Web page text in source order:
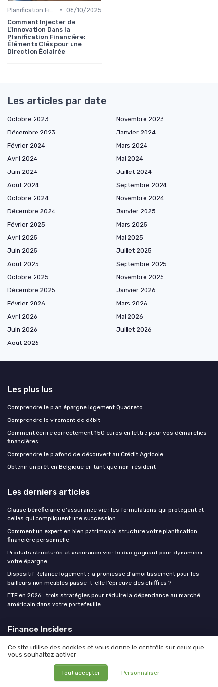
• 08/10/2025
Comment Injecter de
L'Innovation Dans la
Planification Financière:
Éléments Clés pour une
Direction Éclairée
Les articles par date
Octobre 2023
Novembre 2023
Décembre 2023
Janvier 2024
Février 2024
Mars 2024
Avril 2024
Mai 2024
Juin 2024
Juillet 2024
Août 2024
Septembre 2024
Octobre 2024
Novembre 2024
Décembre 2024
Janvier 2025
Février 2025
Mars 2025
Avril 2025
Mai 2025
Juin 2025
Juillet 2025
Août 2025
Septembre 2025
Octobre 2025
Novembre 2025
Décembre 2025
Janvier 2026
Février 2026
Mars 2026
Avril 2026
Mai 2026
Juin 2026
Juillet 2026
Août 2026
Les plus lus
Comprendre le plan épargne logement Quadreto
Comprendre le virement de débit
Comment écrire correctement 150 euros en lettre pour vos démarches
financières
Comprendre le plafond de découvert au Crédit Agricole
Obtenir un prêt en Belgique en tant que non-résident
Les derniers articles
Clause bénéficiaire d'assurance vie : les formulations qui protègent et
celles qui compliquent une succession
Comment un expert en bien patrimonial structure votre planification
financière personnelle
Produits structurés et assurance vie : le duo gagnant pour dynamiser
votre épargne
Dispositif Relance logement : la promesse d'amortissement pour les
bailleurs non meublés passe-t-elle l'épreuve des chiffres ?
ETF en 2026 : trois stratégies pour réduire la dépendance au marché
américain dans votre portefeuille
Finance Insiders
Mentions légales Politique de confidentialité
Ce site utilise des cookies et vous donne le contrôle sur ceux que
vous souhaitez activer
Tout accepter Personnaliser